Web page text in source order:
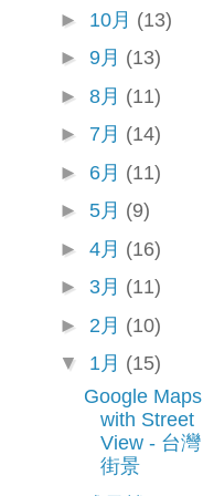
► 10月 (13)
► 9月 (13)
► 8月 (11)
► 7月 (14)
► 6月 (11)
► 5月 (9)
► 4月 (16)
► 3月 (11)
► 2月 (10)
▼ 1月 (15)
Google Maps
with Street
View - 台灣
街景